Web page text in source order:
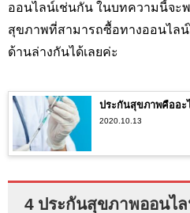
ออนไลน์เช่นกัน ในบทความนี้จะ
สุขภาพที่สามารถซื้อทางออนไลน์
ด้านล่างกันได้เลยค่ะ
ประกันสุขภาพคืออะ
2020.10.13
4 ประกันสุขภาพออนไล